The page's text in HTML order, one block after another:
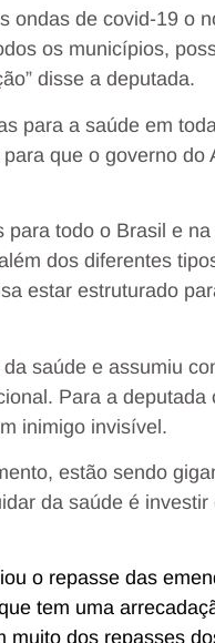
ondas de covid-19 o
os municípios,
disse a deputada.
para a saúde em
que o governo do
todo o Brasil e
dos diferentes
estar estruturado
saúde e assumiu
Para a deputada
inimigo invisível.
estão sendo
da saúde é investir
o repasse das
tem uma
muito dos repasses